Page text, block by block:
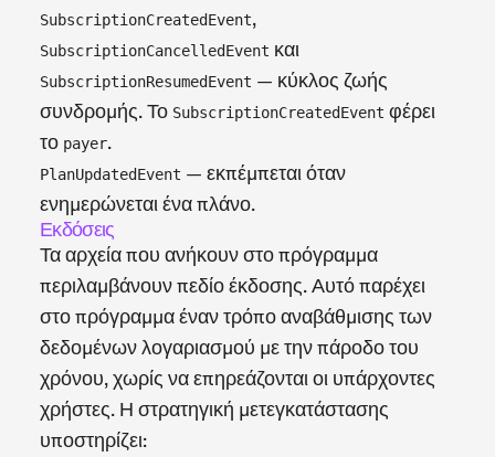
SubscriptionCreatedEvent,
SubscriptionCancelledEvent και
SubscriptionResumedEvent — κύκλος ζωής
συνδρομής. Το SubscriptionCreatedEvent φέρει
το payer.
PlanUpdatedEvent — εκπέμπεται όταν
ενημερώνεται ένα πλάνο.
Εκδόσεις
Τα αρχεία που ανήκουν στο πρόγραμμα
περιλαμβάνουν πεδίο έκδοσης. Αυτό παρέχει
στο πρόγραμμα έναν τρόπο αναβάθμισης των
δεδομένων λογαριασμού με την πάροδο του
χρόνου, χωρίς να επηρεάζονται οι υπάρχοντες
χρήστες. Η στρατηγική μετεγκατάστασης
υποστηρίζει: